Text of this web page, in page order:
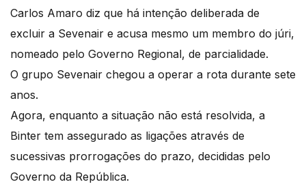
Carlos Amaro diz que há intenção deliberada de
excluir a Sevenair e acusa mesmo um membro do júri,
nomeado pelo Governo Regional, de parcialidade.
O grupo Sevenair chegou a operar a rota durante sete
anos.
Agora, enquanto a situação não está resolvida, a
Binter tem assegurado as ligações através de
sucessivas prorrogações do prazo, decididas pelo
Governo da República.